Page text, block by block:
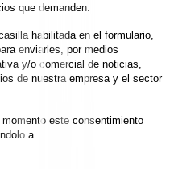
que demanden.
habilitada en el formulario,
enviarles, por medios
y/o comercial de noticias,
de nuestra empresa y el sector
momento este consentimiento
a